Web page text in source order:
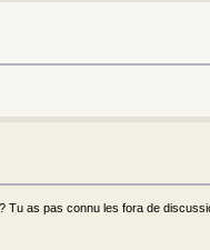
Tu as pas connu les fora de